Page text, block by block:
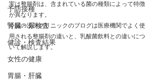
予防接種
腎臓・尿検査
健診・検査結果
女性の健康
胃腸・肝臓
実は整腸剤は、含まれている菌の種類によって特徴
が異なります。
今回の浅川クリニックのブログは医療機関でよく使
用される整腸剤の違いと、乳酸菌飲料との違いにつ
いて解説します。